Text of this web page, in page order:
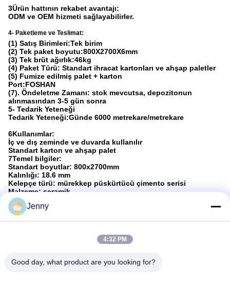
3Ürün hattının rekabet avantajı:
ODM ve OEM hizmeti sağlayabilirler.
4- Paketleme ve Teslimat:
(1) Satış Birimleri:Tek birim
(2) Tek paket boyutu:800X2700X6mm
(3) Tek brüt ağırlık:46kg
(4) Paket Türü: Standart ihracat kartonları ve ahşap paletler
(5) Fumize edilmiş palet + karton
Port:FOSHAN
(7). Öndeletme Zamanı: stok mevcutsa, depozitonun
alınmasından 3-5 gün sonra
5- Tedarik Yeteneği
Tedarik Yeteneği:Günde 6000 metrekare/metrekare
6Kullanımlar:
İç ve dış zeminde ve duvarda kullanılır
Standart karton ve ahşap palet
7Temel bilgiler:
Standart boyutlar: 800x2700mm
Kalınlığı: 18.6 mm
Kelepçe türü: mürekkep püskürtücü çimento serisi
Malzeme: seramik
Emilme oranı:
Boyutu: 800x2700mm
Kalınlığı: 3 mm
A1: On yıldan fazla seks deneyimi ve sahip CE,CCC,SGS,ISO
S2: MOQ'unuz nedir?
Jenny
4:32 PM
Good day, what product are you looking for?